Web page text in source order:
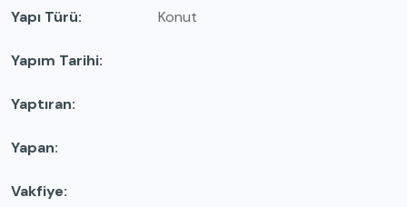
Yapı Türü Konut
Yapım Tarihi
Yaptıran
Yapan
Vakfiye